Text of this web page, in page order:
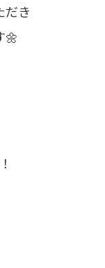
だき
🌼